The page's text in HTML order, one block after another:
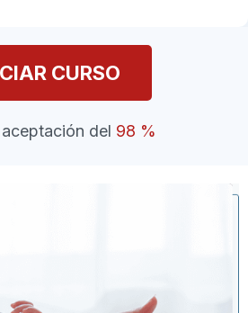
CURSO
del 98 %